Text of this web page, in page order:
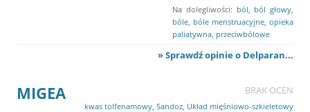
Na dolegliwości: ból ból głowy
bóle bóle menstruacyjne opieka
paliatywna przeciwbólowe
» Sprawdź opinie o Delparan...
MIGEA BRAK OCEN
kwas tolfenamowy Sandoz Układ mięśniowo-szkieletowy